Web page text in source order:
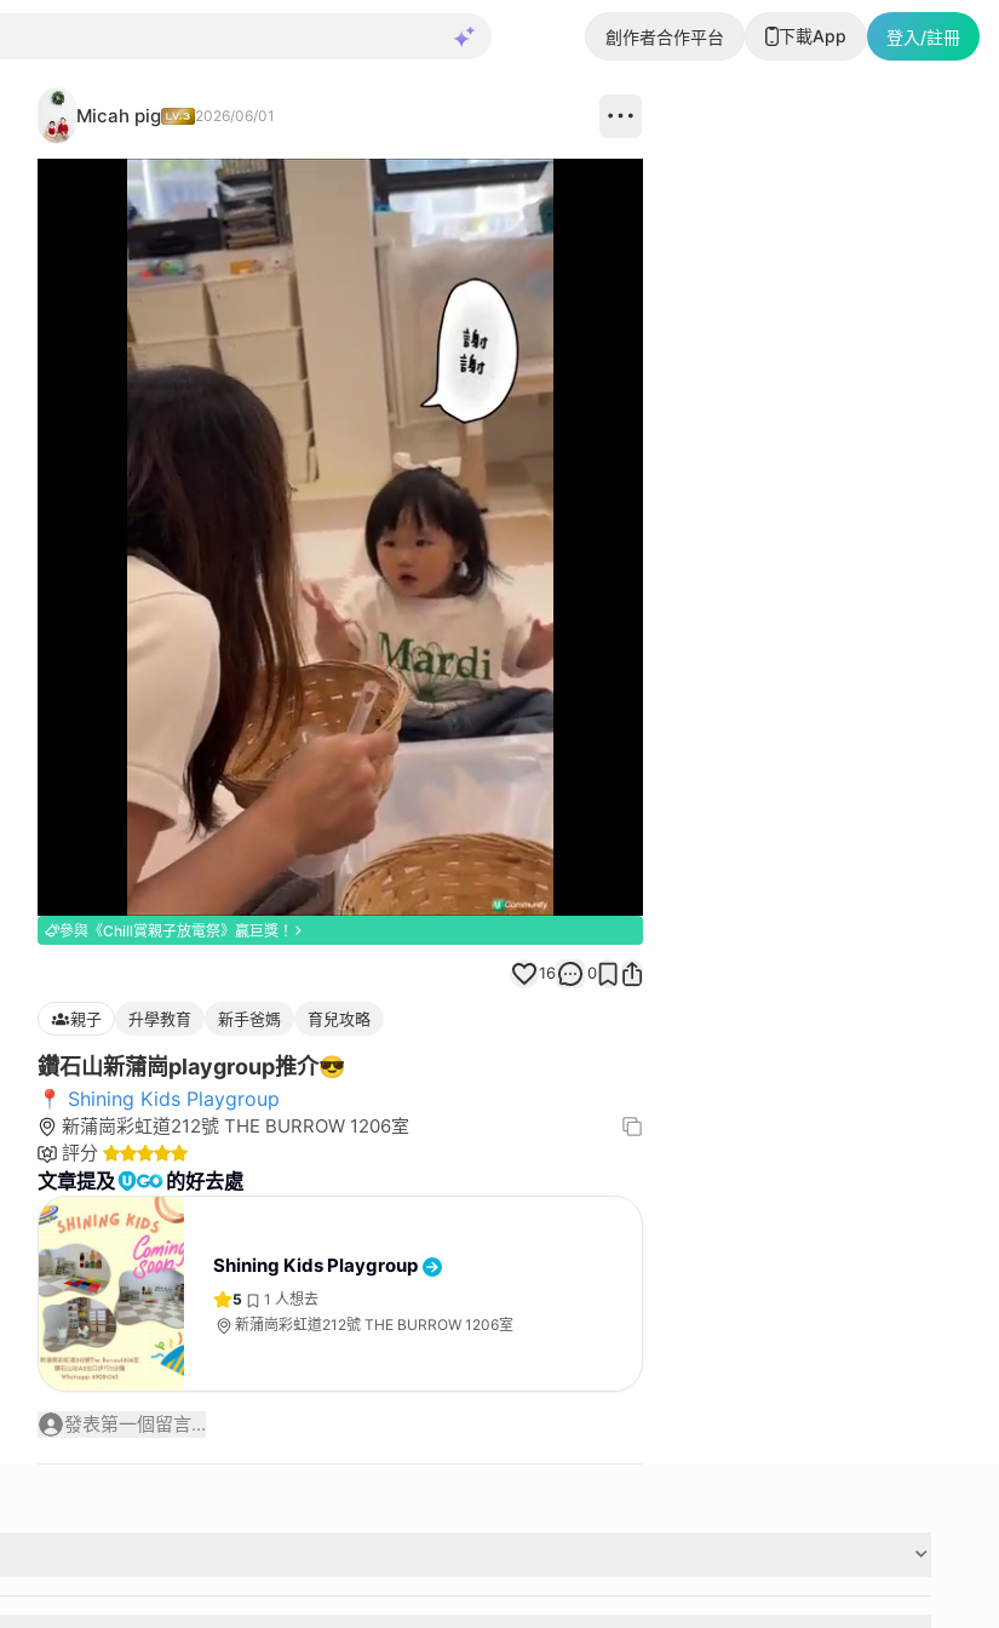
創作者合作平台 下載App 登入/註冊
Micah pig 2026/06/01
Loaded
100.00%
參與《Chill賞親子放電祭》贏巨獎！
16 0
親子 升學教育 新手爸媽 育兒攻略
鑽石山新蒲崗playgroup推介😎
📍 Shining Kids Playgroup
新蒲崗彩虹道212號 THE BURROW 1206室
評分
文章提及 的好去處
Shining Kids Playgroup
5 1 人想去
新蒲崗彩虹道212號 THE BURROW 1206室
發表第一個留言...